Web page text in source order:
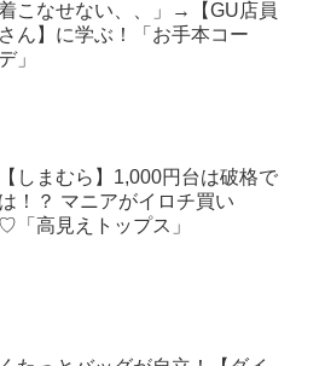
こなせない、、」→【GU店員
さん】に学ぶ！「お手本コー
デ」
【しまむら】1,000円台は破格で
は！？ マニアがイロチ買い
♡「高見えトップス」